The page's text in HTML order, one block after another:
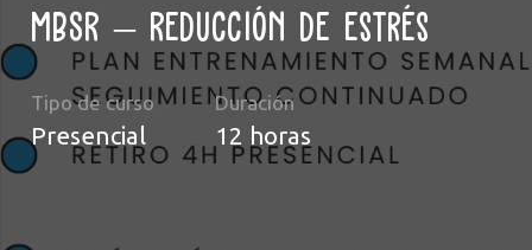
MBSR – Reducción de estrés
Tipo de curso
Presencial
Duración
12 horas